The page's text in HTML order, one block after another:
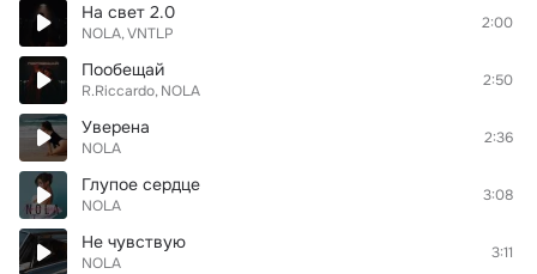
На свет 2.0
NOLA VNTLP
2:00
Пообещай
R.Riccardo NOLA
2:50
Уверена
NOLA
2:36
Глупое сердце
NOLA
3:08
Не чувствую
NOLA
3:11